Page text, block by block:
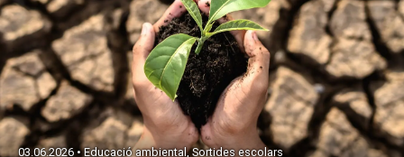
03.06.2026 • Educació ambiental, Sortides escolars